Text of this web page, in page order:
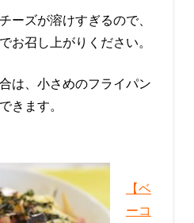
ーズが溶けすぎるので、
お召し上がりください。
は、小さめのフライパン
きます。
【ベ
ーコ